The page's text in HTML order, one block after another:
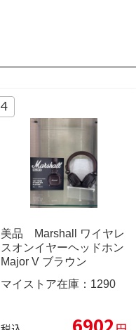
美品 Marshall ワイヤレ
スオンイヤーヘッドホン
Major V ブラウン
マイストア在庫： 1290
6902